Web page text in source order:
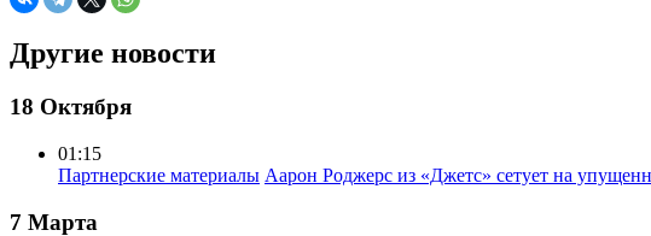
Другие новости
18 Октября
01:15
Партнерские материалы Аарон Роджерс из «Джетс» сетует на
7 Марта